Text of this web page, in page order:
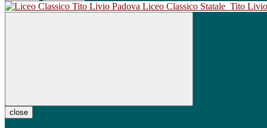
Liceo Classico Statale Tito Livio
close